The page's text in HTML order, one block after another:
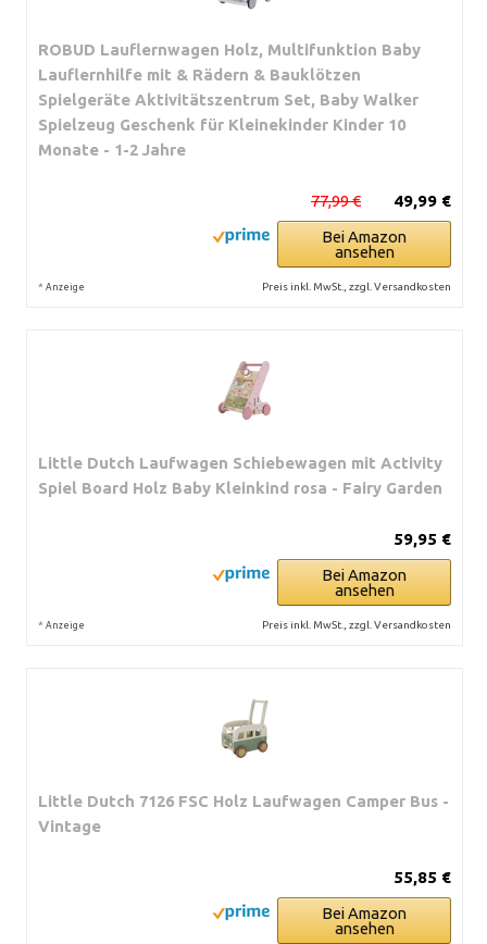
ROBUD Lauflernwagen Holz, Multifunktion Baby
Lauflernhilfe mit & Rädern & Bauklötzen
Spielgeräte Aktivitätszentrum Set, Baby Walker
Spielzeug Geschenk für Kleinekinder Kinder 10
Monate - 1-2 Jahre
49,99 €
77,99 €
Bei Amazon
ansehen
* Anzeige Preis inkl. MwSt., zzgl. Versandkosten
Little Dutch Laufwagen Schiebewagen mit Activity
Spiel Board Holz Baby Kleinkind rosa - Fairy Garden
59,95 €
Bei Amazon
ansehen
* Anzeige Preis inkl. MwSt., zzgl. Versandkosten
Little Dutch 7126 FSC Holz Laufwagen Camper Bus -
Vintage
55,85 €
Bei Amazon
ansehen